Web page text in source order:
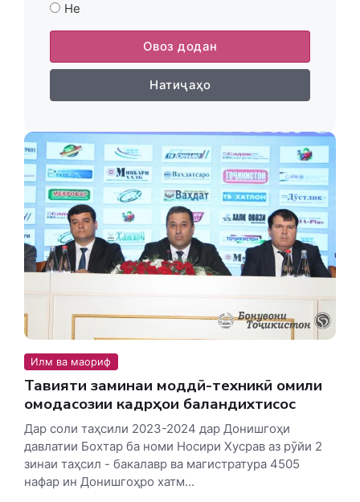
Не
Овоз додан
Натиҷаҳо
Илм ва маориф
Тақвияти заминаи моддӣ-техникӣ омили
омодасозии кадрҳои баландихтисос
Дар соли таҳсили 2023-2024 дар Донишгоҳи
давлатии Бохтар ба номи Носири Хусрав аз рӯйи 2
зинаи таҳсил - бакалавр ва магистратура 4505
нафар ин Донишгоҳро хатм...